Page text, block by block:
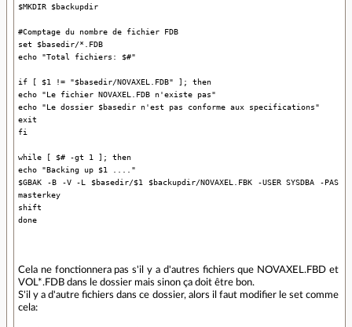
$MKDIR $backupdir
#Comptage du nombre de fichier FDB
set $basedir/*.FDB
echo "Total fichiers: $#"
if [ $1 != "$basedir/NOVAXEL.FDB" ]; then
echo "Le fichier NOVAXEL.FDB n'existe pas"
echo "Le dossier $basedir n'est pas conforme aux specifications"
exit
fi
while [ $# -gt 1 ]; then
echo "Backing up $1 ...."
$GBAK -B -V -L $basedir/$1 $backupdir/NOVAXEL.FBK -USER SYSDBA -PAS
masterkey
shift
done
Cela ne fonctionnera pas s'il y a d'autres fichiers que NOVAXEL.FBD et
VOL*.FDB dans le dossier mais sinon ça doit être bon.
S'il y a d'autre fichiers dans ce dossier, alors il faut modifier le set comme
cela: